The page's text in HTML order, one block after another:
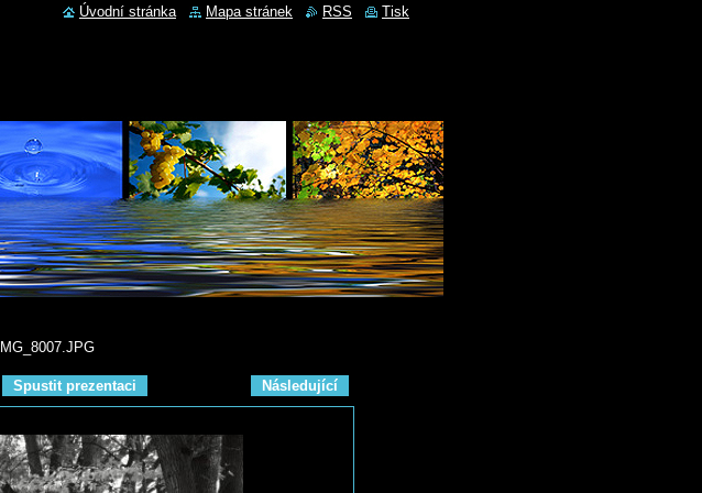
IMG_8007.JPG
Spustit prezentaci Následující
Úvodní stránka Mapa stránek RSS Tisk